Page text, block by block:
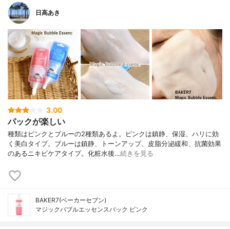
日高あき
3.00
パックが楽しい
種類はピンクとブルーの2種類あるよ。ピンクは鎮静、保湿、ハリに効
く美白タイプ。ブルーは鎮静、トーンアップ、皮脂分泌緩和、抗菌効果
のあるニキビケアタイプ。化粧水後…続きを見る
BAKER7(ベーカーセブン)
マジックバブルエッセンスパック ピンク